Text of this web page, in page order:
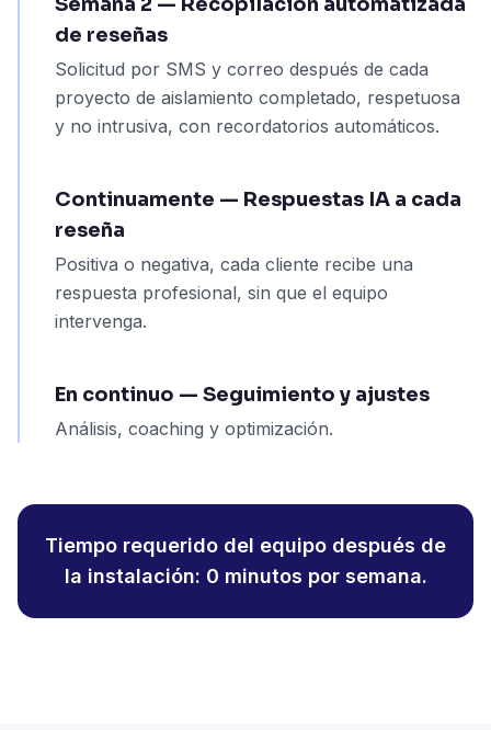
de reseñas
Solicitud por SMS y correo después de cada
proyecto de aislamiento completado, respetuosa
y no intrusiva, con recordatorios automáticos.
Continuamente — Respuestas IA a cada
reseña
Positiva o negativa, cada cliente recibe una
respuesta profesional, sin que el equipo
intervenga.
En continuo — Seguimiento y ajustes
Análisis, coaching y optimización.
Tiempo requerido del equipo después de
la instalación: 0 minutos por semana.